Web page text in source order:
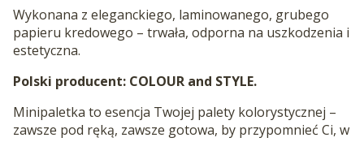
Wykonana z eleganckiego, laminowanego, grubego
papieru kredowego – trwała, odporna na uszkodzenia i
estetyczna.
Polski producent: COLOUR and STYLE.
Minipaletka to esencja Twojej palety kolorystycznej –
zawsze pod ręką, zawsze gotowa, by przypomnieć Ci, w